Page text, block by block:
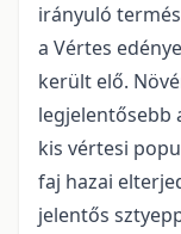
irányuló
a Vértes
került elő.
legjelentősebb
kis vértesi
faj hazai
jelentős